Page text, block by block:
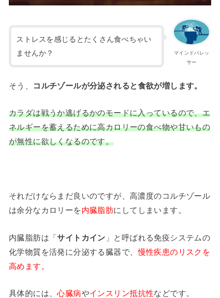
マインドパレッ
サー
ストレスを感じるとたくさん食べちゃい
ませんか？
そう、 コルチゾールが分泌されると食欲が増します。
カラダは戦うか逃げるかのモードに入っているので、エ
ネルギーを蓄えるために高カロリーの食べ物や甘いもの
が無性に欲しくなるのです。
それだけならまだ良いのですが、高濃度のコルチゾール
は余分なカロリーを内臓脂肪にしてしまいます。
内臓脂肪は「サイトカイン 」と呼ばれる免疫システムの
化学物質を活発に分泌する臓器で、慢性疾患のリスクを
高めます。
具体的には、心臓病やインスリン抵抗性などです。